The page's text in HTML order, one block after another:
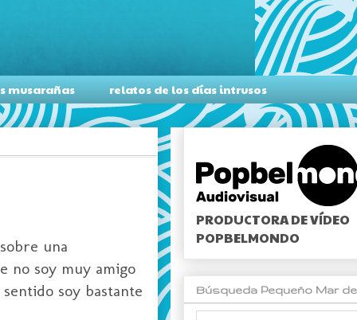
musarañas relatos de los días intrusos
una
no soy muy amigo
soy bastante
PRODUCTORA DE VÍDEO
POPBELMONDO
Búsqueda Pequeño Mar